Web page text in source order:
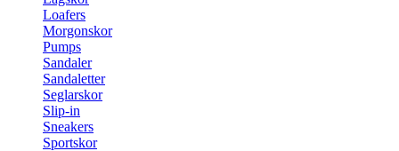
Loafers
Morgonskor
Pumps
Sandaler
Sandaletter
Seglarskor
Slip-in
Sneakers
Sportskor